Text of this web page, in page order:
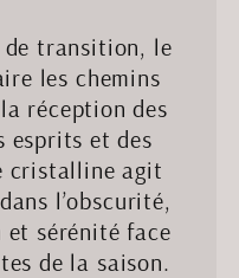
transition, le
les chemins
réception des
esprits et des
cristalline agit
l’obscurité,
sérénité face
de la saison.